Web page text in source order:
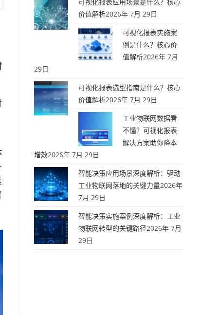
价值解析2026年 7月 29日
可视化报表实施案
例是什么？核心价
值解析2026年 7月
29日
可视化报表选型指南是什么？核心
价值解析2026年 7月 29日
工业物联网数据看
不懂？可视化报表
解决方案助你降本
增效2026年 7月 29日
智能决策应用场景深度解析：驱动
工业物联网落地的关键力量2026年
7月 29日
智能决策实施案例深度解析：工业
物联网转型的关键路径2026年 7月
29日